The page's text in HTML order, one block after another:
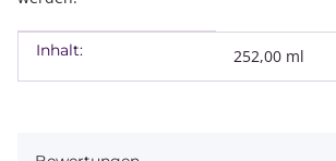
Produkteigenschaft
Wert
Inhalt: 252,00 ml